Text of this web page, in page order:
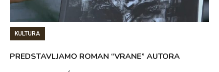
KULTURA
PREDSTAVLJAMO ROMAN “VRANE” AUTORA